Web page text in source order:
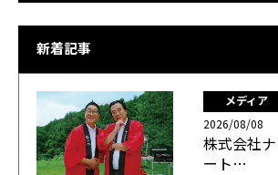
新着記事
メディア
2026/08/08
株式会社
ート…